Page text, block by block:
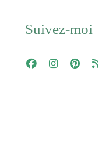
Suivez-moi